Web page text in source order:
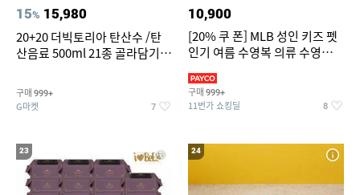
15% 15,980
20+20 더빅토리아 탄산수 /탄
산음료 500ml 21종 골라담기
구매 999+
G마켓 7
10,900
[20% 쿠 폰] MLB 성인 키즈 펫
인기 여름 수영복 의류 수영복
구매 999+
11번가 쇼킹딜 8
23 24